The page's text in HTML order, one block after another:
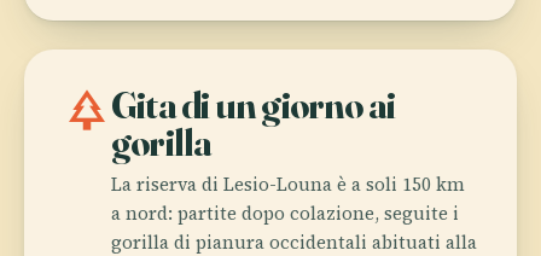
parkGita di un giorno ai
gorilla
La riserva di Lesio-Louna è a soli 150 km
a nord: partite dopo colazione, seguite i
gorilla di pianura occidentali abituati alla